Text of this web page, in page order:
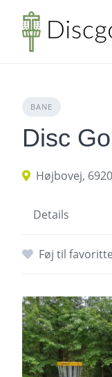
content
BANE
Disc
Højbovej,
Details
Føj til